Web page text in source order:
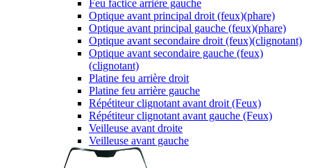
Feu factice arrière gauche
Optique avant principal droit (feux)(phare)
Optique avant principal gauche (feux)(phare)
Optique avant secondaire droit (feux)(clignotant)
Optique avant secondaire gauche (feux)
(clignotant)
Platine feu arrière droit
Platine feu arrière gauche
Répétiteur clignotant avant droit (Feux)
Répétiteur clignotant avant gauche (Feux)
Veilleuse avant droite
Veilleuse avant gauche